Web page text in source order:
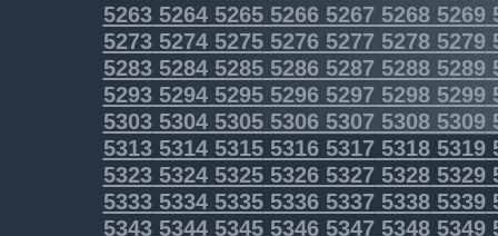
52635264526552665267 52685269
52735274527552765277 52785279
52835284528552865287 52885289
52935294529552965297 52985299
53035304530553065307 53085309
5313531453155316531753185319
5323532453255326532753285329
5333533453355336533753385339
5343534453455346534753485349